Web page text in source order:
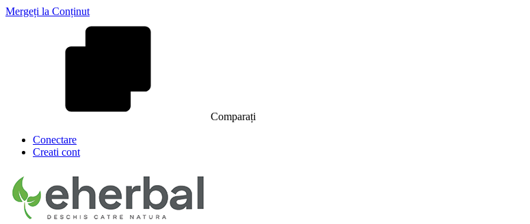
Mergeți la Conținut
Comparați
Conectare
Creati cont